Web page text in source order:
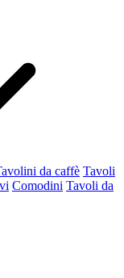
da caffè Tavoli
Comodini Tavoli da